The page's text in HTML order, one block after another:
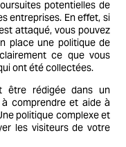
potentielles de
entreprises. En effet, si
attaqué, vous pouvez
place une politique de
ce que vous
ont été collectées.
être rédigée dans un
comprendre et aide à
politique complexe et
les visiteurs de votre